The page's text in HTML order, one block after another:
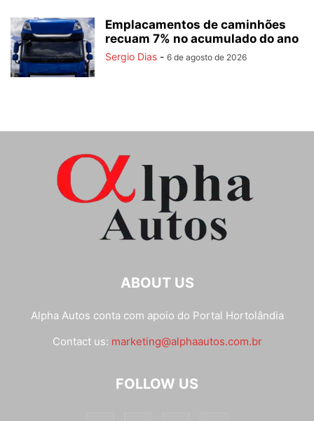
Emplacamentos de caminhões
recuam 7% no acumulado do ano
Sergio Dias - 6 de agosto de 2026
ABOUT US
Alpha Autos conta com apoio do Portal Hortolândia
Contact us: marketing@alphaautos.com.br
FOLLOW US